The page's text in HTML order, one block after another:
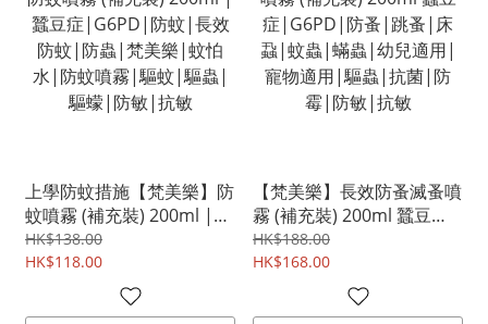
上學防蚊措施【梵美樂】防
蚊噴霧 (補充裝) 200ml |蠶
豆症|G6PD|防蚊|長效防
蚊|防蟲|梵美樂|蚊怕水|
防蚊噴霧|驅蚊|驅蟲|驅
蠓|防敏|抗敏
HK$138.00
HK$118.00
【梵美樂】長效防蚤滅蚤噴
霧 (補充裝) 200ml 蠶豆
症|G6PD|防蚤|跳蚤|床
蝨|蚊蟲|蟎蟲|幼兒適用|
寵物適用|驅蟲|抗菌|防
霉|防敏|抗敏
HK$188.00
HK$168.00